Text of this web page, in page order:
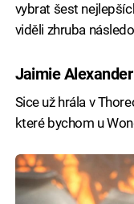
vybrat šest
viděli zhruba
Jaimie Alexander
Sice už hrála v
které bychom u